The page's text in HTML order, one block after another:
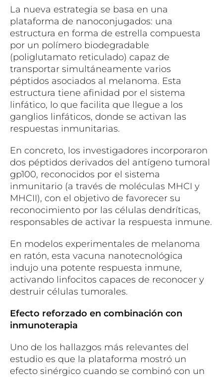
La nueva estrategia se basa en una
plataforma de nanoconjugados: una
estructura en forma de estrella compuesta
por un polímero biodegradable
(poliglutamato reticulado) capaz de
transportar simultáneamente varios
péptidos asociados al melanoma. Esta
estructura tiene afinidad por el sistema
linfático, lo que facilita que llegue a los
ganglios linfáticos, donde se activan las
respuestas inmunitarias.
En concreto, los investigadores incorporaron
dos péptidos derivados del antígeno tumoral
gp100, reconocidos por el sistema
inmunitario (a través de moléculas MHCI y
MHCII), con el objetivo de favorecer su
reconocimiento por las células dendríticas,
responsables de activar la respuesta inmune.
En modelos experimentales de melanoma
en ratón, esta vacuna nanotecnológica
indujo una potente respuesta inmune,
activando linfocitos capaces de reconocer y
destruir células tumorales.
Efecto reforzado en combinación con
inmunoterapia
Uno de los hallazgos más relevantes del
estudio es que la plataforma mostró un
efecto sinérgico cuando se combinó con un